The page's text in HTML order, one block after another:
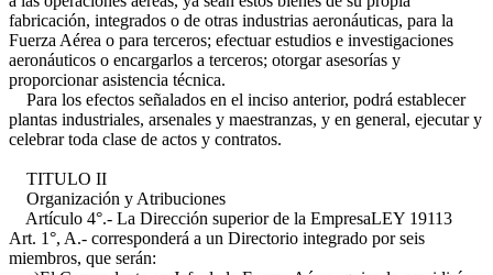
fabricación, integrados o de otras industrias aeronáuticas, para la
Fuerza Aérea o para terceros; efectuar estudios e investigaciones
aeronáuticos o encargarlos a terceros; otorgar asesorías y
proporcionar asistencia técnica.
Para los efectos señalados en el inciso anterior, podrá establecer
plantas industriales, arsenales y maestranzas, y en general, ejecutar y
celebrar toda clase de actos y contratos.
TITULO II
Organización y Atribuciones
Artículo 4°.- La Dirección superior de la EmpresaLEY 19113
Art. 1°, A.- corresponderá a un Directorio integrado por seis
miembros, que serán: